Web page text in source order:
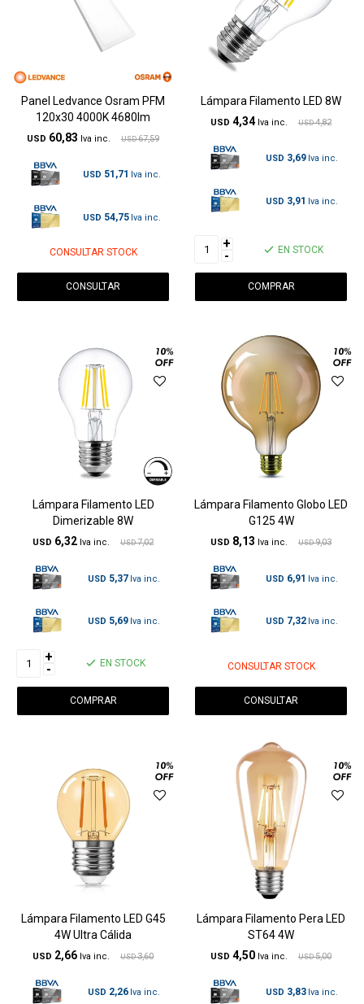
Panel Ledvance Osram PFM
120x30 4000K 4680lm
USD 60,83 USD 67,59
USD 51,71
USD 54,75
CONSULTAR STOCK
CONSULTAR
Lámpara Filamento LED 8W
USD 4,34 USD 4,82
USD 3,69
USD 3,91
+
- EN STOCK
Lámpara Filamento LED
Dimerizable 8W
USD 6,32 USD 7,02
USD 5,37
USD 5,69
+
- EN STOCK
Lámpara Filamento Globo LED
G125 4W
USD 8,13 USD 9,03
USD 6,91
USD 7,32
CONSULTAR STOCK
CONSULTAR
Lámpara Filamento LED G45
4W Ultra Cálida
USD 2,66 USD 3,60
USD 2,26
Lámpara Filamento Pera LED
ST64 4W
USD 4,50 USD 5,00
USD 3,83